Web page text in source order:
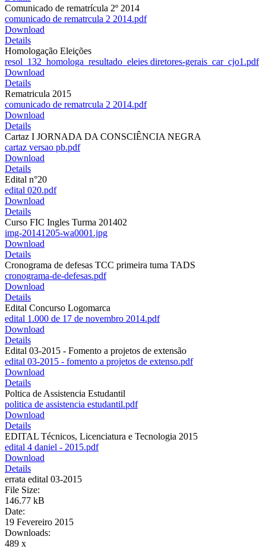
Comunicado de rematrícula 2º 2014
comunicado de rematrcula 2 2014.pdf
Download
Details
Homologação Eleições
resol_132_homologa_resultado_eleies diretores-gerais_car_cjo1.pdf
Download
Details
Rematricula 2015
comunicado de rematrcula 2 2014.pdf
Download
Details
Cartaz I JORNADA DA CONSCIÊNCIA NEGRA
cartaz versao pb.pdf
Download
Details
Edital n°20
edital 020.pdf
Download
Details
Curso FIC Ingles Turma 201402
img-20141205-wa0001.jpg
Download
Details
Cronograma de defesas TCC primeira tuma TADS
cronograma-de-defesas.pdf
Download
Details
Edital Concurso Logomarca
edital 1.000 de 17 de novembro 2014.pdf
Download
Details
Edital 03-2015 - Fomento a projetos de extensão
edital 03-2015 - fomento a projetos de extenso.pdf
Download
Details
Poltica de Assistencia Estudantil
politica de assistencia estudantil.pdf
Download
Details
EDITAL Técnicos, Licenciatura e Tecnologia 2015
edital 4 daniel - 2015.pdf
Download
Details
errata edital 03-2015
File Size:
146.77 kB
Date:
19 Fevereiro 2015
Downloads:
489 x